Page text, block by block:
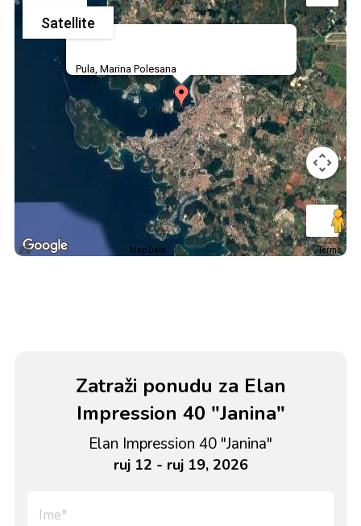
Pula, Marina Polesana
Satellite
Map Data Terms
Zatraži ponudu za Elan
Impression 40 "Janina"
Elan Impression 40 "Janina"
ruj 12 - ruj 19, 2026